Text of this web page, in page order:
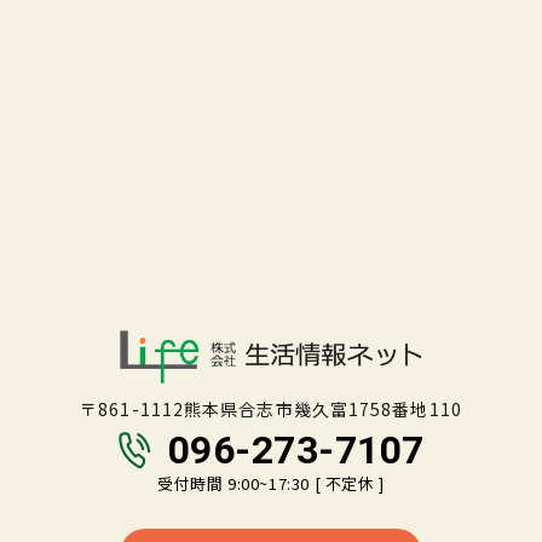
〒861-1112熊本県合志市幾久富1758番地110
096-273-7107
受付時間 9:00~17:30 [ 不定休 ]